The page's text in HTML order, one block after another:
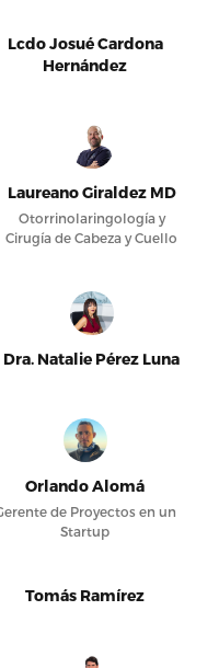
Lcdo Josué Cardona
Hernández
Laureano Giraldez MD
Otorrinolaringología y
Cirugía de Cabeza y Cuello
Dra. Natalie Pérez Luna
Orlando Alomá
de Proyectos en un
Startup
Tomás Ramírez